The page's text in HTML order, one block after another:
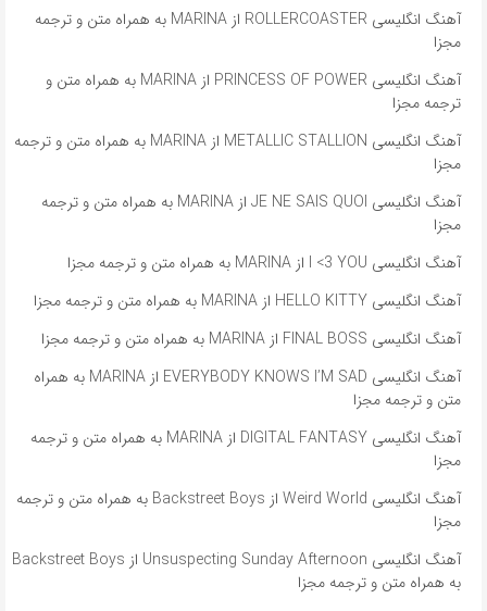
آهنگ انگلیسی ROLLERCOASTER از MARINA به همراه متن و ترجمه
مجزا
آهنگ انگلیسی PRINCESS OF POWER از MARINA به همراه متن و
ترجمه مجزا
آهنگ انگلیسی METALLIC STALLION از MARINA به همراه متن و ترجمه
مجزا
آهنگ انگلیسی JE NE SAIS QUOI از MARINA به همراه متن و ترجمه
مجزا
آهنگ انگلیسی I <3 YOU از MARINA به همراه متن و ترجمه مجزا
آهنگ انگلیسی HELLO KITTY از MARINA به همراه متن و ترجمه مجزا
آهنگ انگلیسی FINAL BOSS از MARINA به همراه متن و ترجمه مجزا
آهنگ انگلیسی EVERYBODY KNOWS I’M SAD از MARINA به همراه
متن و ترجمه مجزا
آهنگ انگلیسی DIGITAL FANTASY از MARINA به همراه متن و ترجمه
مجزا
آهنگ انگلیسی Weird World از Backstreet Boys به همراه متن و ترجمه
مجزا
آهنگ انگلیسی Unsuspecting Sunday Afternoon از Backstreet Boys
به همراه متن و ترجمه مجزا